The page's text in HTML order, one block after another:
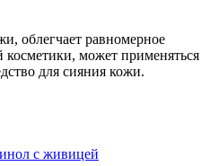
облегчает равномерное
косметики, может применяться
для сияния кожи.